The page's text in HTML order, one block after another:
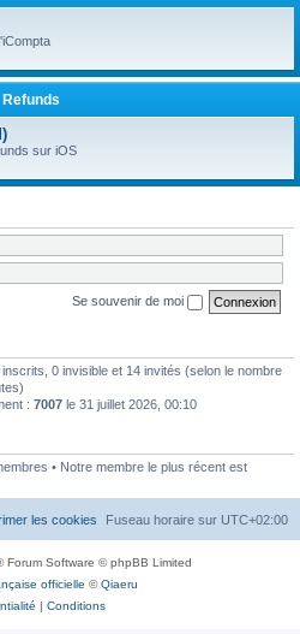
Refunds
sur iOS
Se souvenir de moi
0 invisible et 14 invités (selon le nombre
: 7007 le 31 juillet 2026, 00:10
• Notre membre le plus récent est
Fuseau horaire sur UTC+02:00
les cookies
Forum Software © phpBB Limited
officielle ©Qiaeru
| Conditions